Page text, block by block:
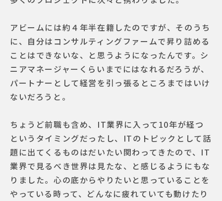
アビームには約４年半在籍したのですが、そのうち
に、自分はコンサルティングファームで昇り詰める
ことはできないな、と思うようになったんです。シ
ニアマネージャーくらいまでにはなれるだろうが、
パートナーとして経営を引っ張るところまではいけ
ないだろうと。
ちょうど前職も含め、IT業界に入って10年が経つ
というタイミングだったし、ITのトピックとして話
題に出てくるものはだいたい関わってきたので、IT
業界で見るべき世界は見たな、と感じるようにもな
りました。心の底からやりたいと思っていることを
やっている時って、どんなに疲れていても動けたり